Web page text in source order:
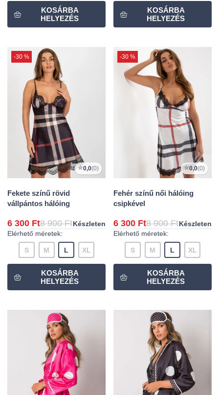
-30 %
0,0(0)
Fekete színű rövid
vállpántos hálóing
6 300 Ft8 900 FtKészleten
Elérhető méretek:
S M L XL
-30 %
0,0(0)
Fehér színű női hálóing
csipkével
6 300 Ft8 900 FtKészleten
Elérhető méretek:
S M L XL